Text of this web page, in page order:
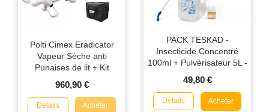
Polti Cimex Eradicator
Vapeur Sèche anti
Punaises de lit + Kit
transport
960,90 €
Détails Acheter
PACK TESKAD -
Insecticide Concentré
100ml + Pulvérisateur 5L -
& Puces
49,80 €
Détails Acheter